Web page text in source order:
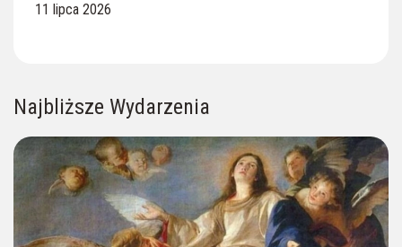
11 lipca 2026
Najbliższe Wydarzenia